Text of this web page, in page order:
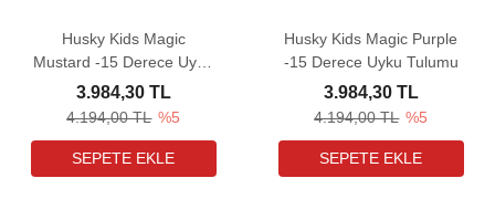
Husky Kids Magic
Mustard -15 Derece Uyku
Tulumu
4.194,00 TL %5
3.984,30 TL
Husky Kids Magic Purple
-15 Derece Uyku Tulumu
4.194,00 TL %5
3.984,30 TL